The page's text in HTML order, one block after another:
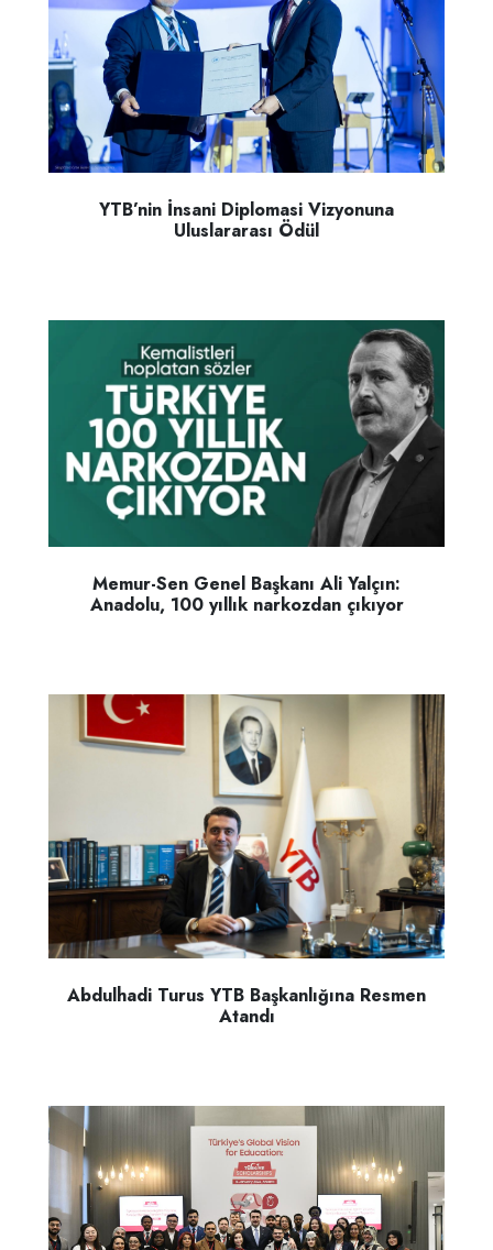
YTB’nin İnsani Diplomasi Vizyonuna
Uluslararası Ödül
Memur-Sen Genel Başkanı Ali Yalçın:
Anadolu, 100 yıllık narkozdan çıkıyor
Abdulhadi Turus YTB Başkanlığına Resmen
Atandı